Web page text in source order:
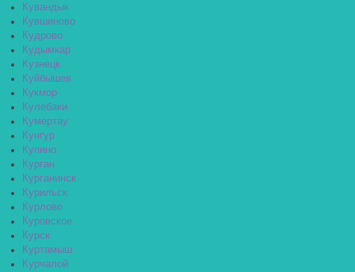
Кувандык
Кувшиново
Кудрово
Кудымкар
Кузнецк
Куйбышев
Кукмор
Кулебаки
Кумертау
Кунгур
Купино
Курган
Курганинск
Курильск
Курлово
Куровское
Курск
Куртамыш
Курчалой